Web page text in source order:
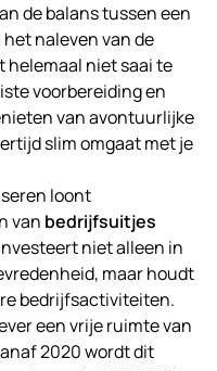
de balans tussen een
naleven van de
helemaal niet saai te
voorbereiding en
van avontuurlijke
slim omgaat met je
loont
van bedrijfsuitjes
niet alleen in
maar houdt
bedrijfsactiviteiten.
een vrije ruimte van
2020 wordt dit